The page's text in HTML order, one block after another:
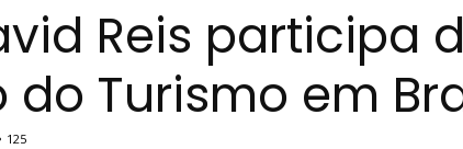
Reis participa
Turismo em
125